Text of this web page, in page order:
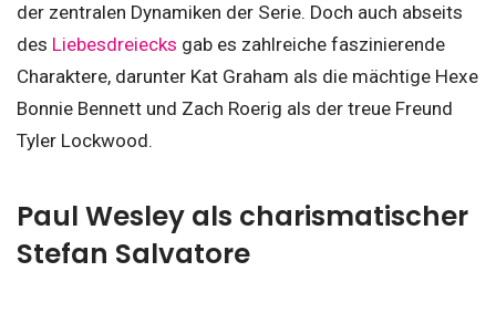
der zentralen Dynamiken der Serie. Doch auch abseits
des Liebesdreiecks gab es zahlreiche faszinierende
Charaktere, darunter Kat Graham als die mächtige Hexe
Bonnie Bennett und Zach Roerig als der treue Freund
Tyler Lockwood.
Paul Wesley als charismatischer
Stefan Salvatore